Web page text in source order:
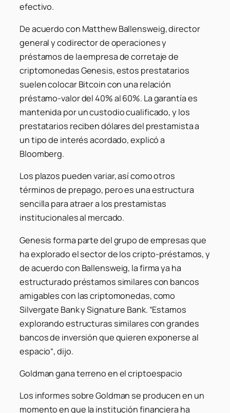
efectivo.
De acuerdo con Matthew Ballensweig, director
general y codirector de operaciones y
préstamos de la empresa de corretaje de
criptomonedas Genesis, estos prestatarios
suelen colocar Bitcoin con una relación
préstamo-valor del 40% al 60%. La garantía es
mantenida por un custodio cualificado, y los
prestatarios reciben dólares del prestamista a
un tipo de interés acordado, explicó a
Bloomberg.
Los plazos pueden variar, así como otros
términos de prepago, pero es una estructura
sencilla para atraer a los prestamistas
institucionales al mercado.
Genesis forma parte del grupo de empresas que
ha explorado el sector de los cripto-préstamos, y
de acuerdo con Ballensweig, la firma ya ha
estructurado préstamos similares con bancos
amigables con las criptomonedas, como
Silvergate Bank y Signature Bank. “Estamos
explorando estructuras similares con grandes
bancos de inversión que quieren exponerse al
espacio“, dijo.
Goldman gana terreno en el criptoespacio
Los informes sobre Goldman se producen en un
momento en que la institución financiera ha